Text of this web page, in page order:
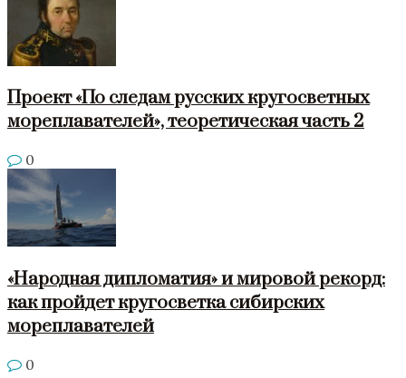
Проект «По следам русских кругосветных
мореплавателей», теоретическая часть 2
0
«Народная дипломатия» и мировой рекорд:
как пройдет кругосветка сибирских
мореплавателей
0